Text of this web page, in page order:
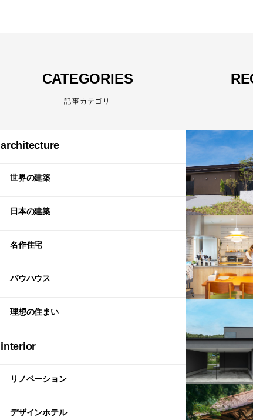
CATEGORIES
architecture
世界の建築
日本の建築
名作住宅
バウハウス
理想の住まい
interior
リノベーション
デザインホテル